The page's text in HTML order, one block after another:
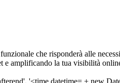
che risponderà alle
e amplificando la tua visibilità